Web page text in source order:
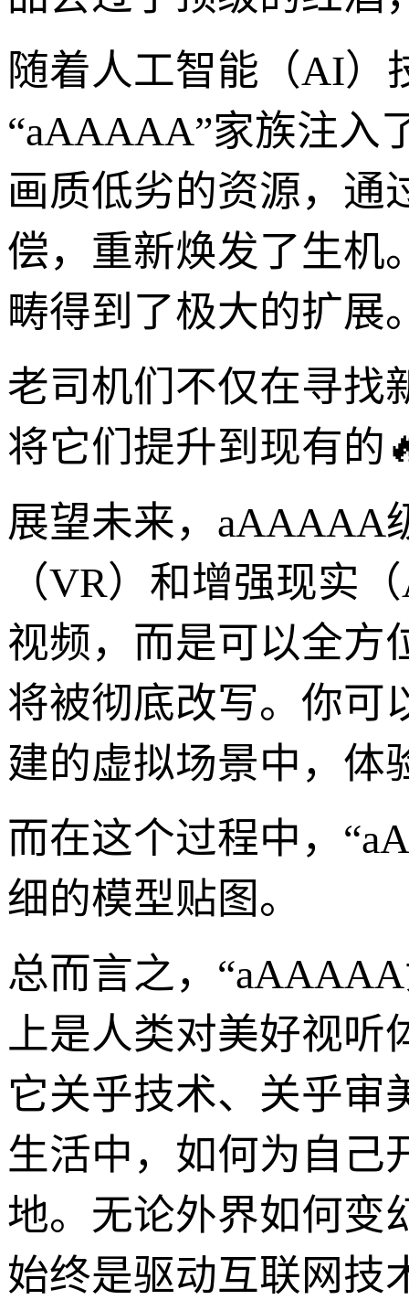
随着人工智能（AI）
“aAAAAA”家族注入
画质低劣的资源，通
偿，重新焕发了生机
畴得到了极大的扩展
老司机们不仅在寻找
将它们提升到现有的
展望未来，aAAAAA
（VR）和增强现实
视频，而是可以全方
将被彻底改写。你可
建的虚拟场景中，体
而在这个过程中，
细的模型贴图。
总而言之，
上是人类对美好视听
它关乎技术、关乎审
生活中，如何为自己
地。无论外界如何变
始终是驱动互联网技